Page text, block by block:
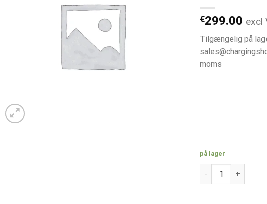
€299.00 excl
Tilgængelig på
moms
på lager
H1029-A ETREL